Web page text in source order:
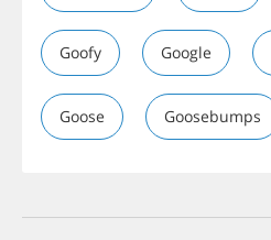
Goofy Google
Goose Goosebumps